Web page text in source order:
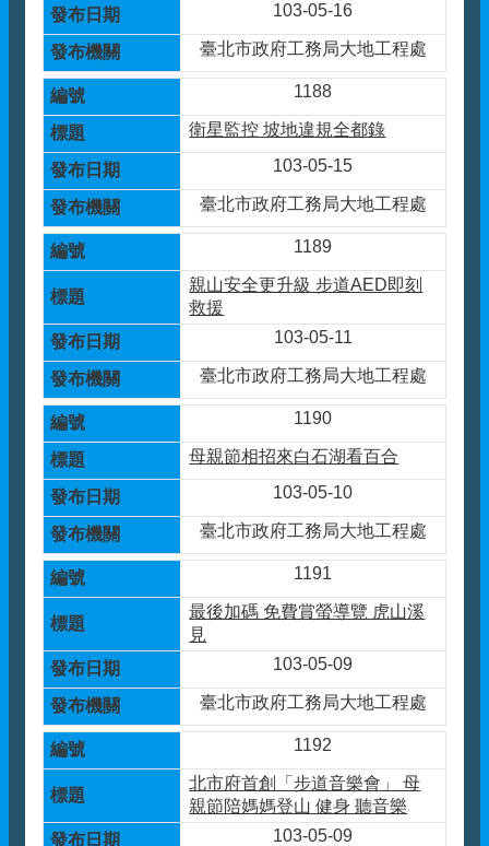
103-05-16
臺北市政府工務局大地工程處
1188
衛星監控 坡地違規全都錄
103-05-15
臺北市政府工務局大地工程處
1189
親山安全更升級 步道AED即刻
救援
103-05-11
臺北市政府工務局大地工程處
1190
母親節相招來白石湖看百合
103-05-10
臺北市政府工務局大地工程處
1191
最後加碼 免費賞螢導覽 虎山溪
見
103-05-09
臺北市政府工務局大地工程處
1192
北市府首創「步道音樂會」 母
親節陪媽媽登山 健身 聽音樂
103-05-09